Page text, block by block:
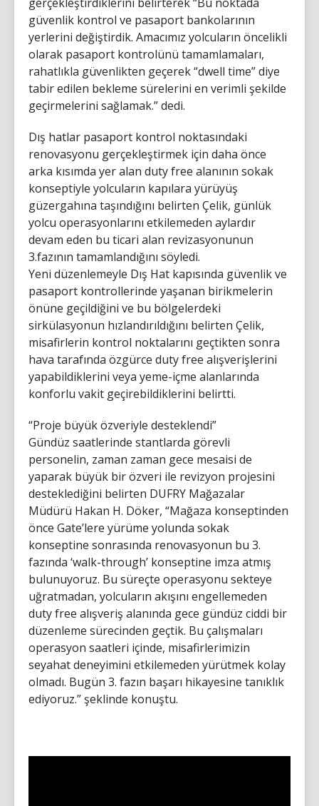
güvenlik kontrol ve pasaport bankolarının
yerlerini değiştirdik. Amacımız yolcuların öncelikli
olarak pasaport kontrolünü tamamlamaları,
rahatlıkla güvenlikten geçerek “dwell time” diye
tabir edilen bekleme sürelerini en verimli şekilde
geçirmelerini sağlamak.” dedi.
Dış hatlar pasaport kontrol noktasındaki
renovasyonu gerçekleştirmek için daha önce
arka kısımda yer alan duty free alanının sokak
konseptiyle yolcuların kapılara yürüyüş
güzergahına taşındığını belirten Çelik, günlük
yolcu operasyonlarını etkilemeden aylardır
devam eden bu ticari alan revizasyonunun
3.fazının tamamlandığını söyledi.
Yeni düzenlemeyle Dış Hat kapısında güvenlik ve
pasaport kontrollerinde yaşanan birikmelerin
önüne geçildiğini ve bu bölgelerdeki
sirkülasyonun hızlandırıldığını belirten Çelik,
misafirlerin kontrol noktalarını geçtikten sonra
hava tarafında özgürce duty free alışverişlerini
yapabildiklerini veya yeme-içme alanlarında
konforlu vakit geçirebildiklerini belirtti.
“Proje büyük özveriyle desteklendi”
Gündüz saatlerinde stantlarda görevli
personelin, zaman zaman gece mesaisi de
yaparak büyük bir özveri ile revizyon projesini
desteklediğini belirten DUFRY Mağazalar
Müdürü Hakan H. Döker, “Mağaza konseptinden
önce Gate’lere yürüme yolunda sokak
konseptine sonrasında renovasyonun bu 3.
fazında ‘walk-through’ konseptine imza atmış
bulunuyoruz. Bu süreçte operasyonu sekteye
uğratmadan, yolcuların akışını engellemeden
duty free alışveriş alanında gece gündüz ciddi bir
düzenleme sürecinden geçtik. Bu çalışmaları
operasyon saatleri içinde, misafirlerimizin
seyahat deneyimini etkilemeden yürütmek kolay
olmadı. Bugün 3. fazın başarı hikayesine tanıklık
ediyoruz.” şeklinde konuştu.